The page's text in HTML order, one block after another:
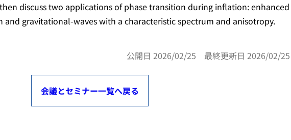
discuss two applications of phase transition during inflation: enhanced
gravitational-waves with a characteristic spectrum and anisotropy.
公開日 2026/02/25 最終更新日 2026/02/25
会議とセミナー一覧へ戻る